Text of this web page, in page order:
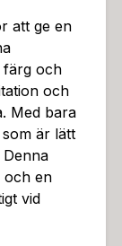
att ge en
färg och
och
Med bara
är lätt
och en
vid